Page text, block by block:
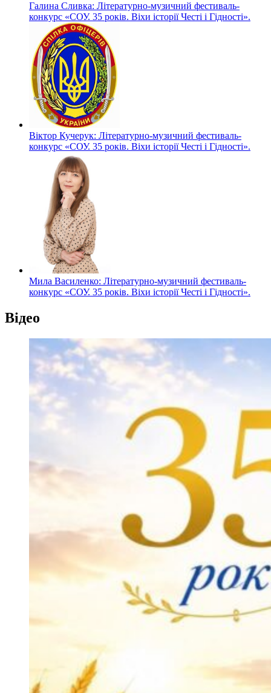
Галина Сливка: Літературно-музичний фестиваль-
конкурс «СОУ. 35 років. Віхи історії Честі і Гідності».
Віктор Кучерук: Літературно-музичний фестиваль-
конкурс «СОУ. 35 років. Віхи історії Честі і Гідності».
Мила Василенко: Літературно-музичний фестиваль-
конкурс «СОУ. 35 років. Віхи історії Честі і Гідності».
Відео